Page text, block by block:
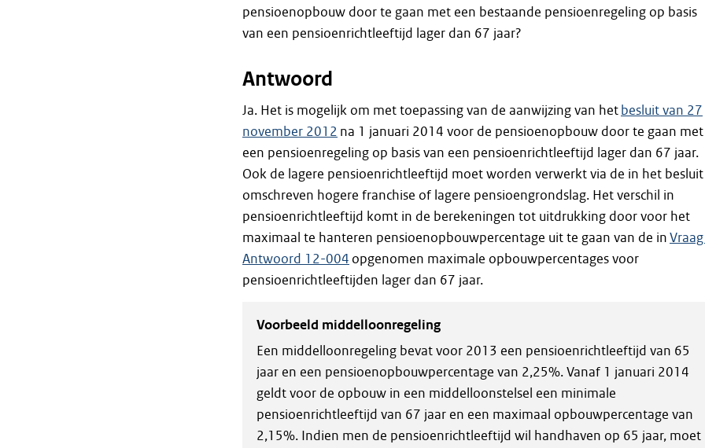
pensioenopbouw door te gaan met een bestaande pensioenregeling op basis
van een pensioenrichtleeftijd lager dan 67 jaar?
Antwoord
Ja. Het is mogelijk om met toepassing van de aanwijzing van het besluit van 27
november 2012 na 1 januari 2014 voor de pensioenopbouw door te gaan met
een pensioenregeling op basis van een pensioenrichtleeftijd lager dan 67 jaar.
Ook de lagere pensioenrichtleeftijd moet worden verwerkt via de in het besluit
omschreven hogere franchise of lagere pensioengrondslag. Het verschil in
pensioenrichtleeftijd komt in de berekeningen tot uitdrukking door voor het
maximaal te hanteren pensioenopbouwpercentage uit te gaan van de in
Antwoord 12-004 opgenomen maximale opbouwpercentages voor
pensioenrichtleeftijden lager dan 67 jaar.
Voorbeeld middelloonregeling
Een middelloonregeling bevat voor 2013 een pensioenrichtleeftijd van 65
jaar en een pensioenopbouwpercentage van 2,25%. Vanaf 1 januari 2014
geldt voor de opbouw in een middelloonstelsel een minimale
pensioenrichtleeftijd van 67 jaar en een maximaal opbouwpercentage van
2,15%. Indien men de pensioenrichtleeftijd wil handhaven op 65 jaar, moet